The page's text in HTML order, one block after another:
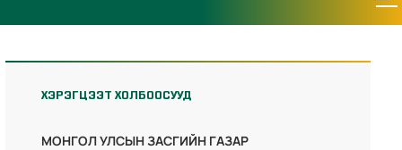
ХЭРЭГЦЭЭТ ХОЛБООСУУД
МОНГОЛ УЛСЫН ЗАСГИЙН ГАЗАР